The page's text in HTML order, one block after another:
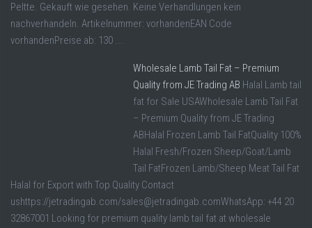
Peltte. Gekauft wie gesehen. Keine Verhandlungen kein
nachverhandeln. Artikelnummer: vorhandenEAN Code
vorhandenPreise ab: 130 ...
Wholesale Lamb Tail Fat – Premium
Quality from JE Trading AB Halal Lamb tail
fat for Sale USAWholesale Lamb Tail Fat
– Premium Quality from JE Trading
ABHalal Frozen Lamb Tail FatQuality 100%
Halal Fresh/Frozen Sheep/Goat/Lamb
Tail FatFrozen Lamb/Sheep Meat Tail Fat
Halal for Export with Top Quality Contact
ushttps://jetradingab.com/sales@jetradingab.comWhatsApp: +44 20
32867001 Looking for premium quality lamb tail fat at wholesale